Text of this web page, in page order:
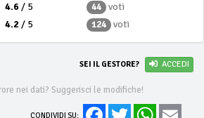
4.6 / 5 44
voti
4.2/ 5 124 voti
SEI IL GESTORE? ACCEDI
nei dati? Suggerisci le modifiche!
CONDIVIDI SU:
FacebookTwitter WhatsApp